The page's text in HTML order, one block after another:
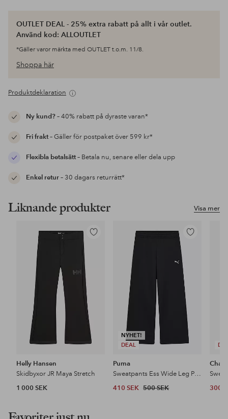
OUTLET DEAL - 25% extra rabatt på allt i vår outlet.
Använd kod: ALLOUTLET
*Gäller varor märkta med OUTLET t.o.m. 11/8.
Shoppa här
Produktdeklaration
Ny kund?– 40% rabatt på dyraste varan*
Fri frakt– Gäller för postpaket över 599 kr*
Flexibla betalsätt– Betala nu, senare eller dela upp
Enkel retur– 30 dagars returrätt*
Visa mer
Liknande produkter
Lägg
Helly Hansen
Skidbyxor JR Maya Stretch
1 000 SEK
NYHET!
DEAL
Lägg
Puma
Sweatpants Ess Wide Leg Pants TR G
410 SEK 500 SEK
300